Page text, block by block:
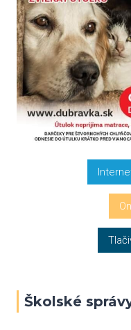
Školské